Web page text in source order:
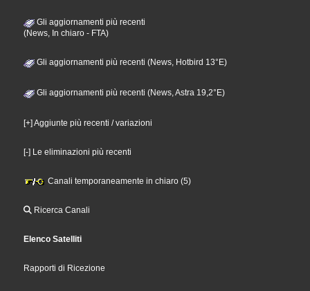
Gli aggiornamenti più recenti
(News, In chiaro - FTA)
Gli aggiornamenti più recenti (News, Hotbird 13°E)
Gli aggiornamenti più recenti (News, Astra 19,2°E)
[+] Aggiunte più recenti / variazioni
[-] Le eliminazioni più recenti
Canali temporaneamente in chiaro (5)
Ricerca Canali
Elenco Satelliti
Rapporti di Ricezione